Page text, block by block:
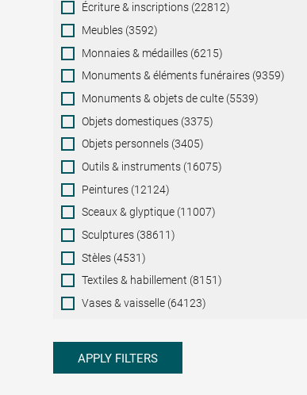
Écriture & inscriptions (22812)
Meubles (3592)
Monnaies & médailles (6215)
Monuments & éléments funéraires (9359)
Monuments & objets de culte (5539)
Objets domestiques (3375)
Objets personnels (3405)
Outils & instruments (16075)
Peintures (12124)
Sceaux & glyptique (11007)
Sculptures (38611)
Stèles (4531)
Textiles & habillement (8151)
Vases & vaisselle (64123)
APPLY FILTERS